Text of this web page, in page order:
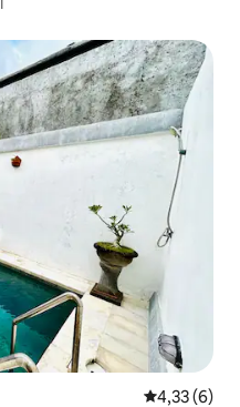
4,33 de
4,33 (6)